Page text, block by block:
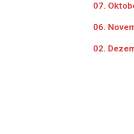
07.
06.
02.